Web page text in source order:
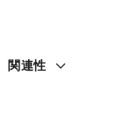
関連性